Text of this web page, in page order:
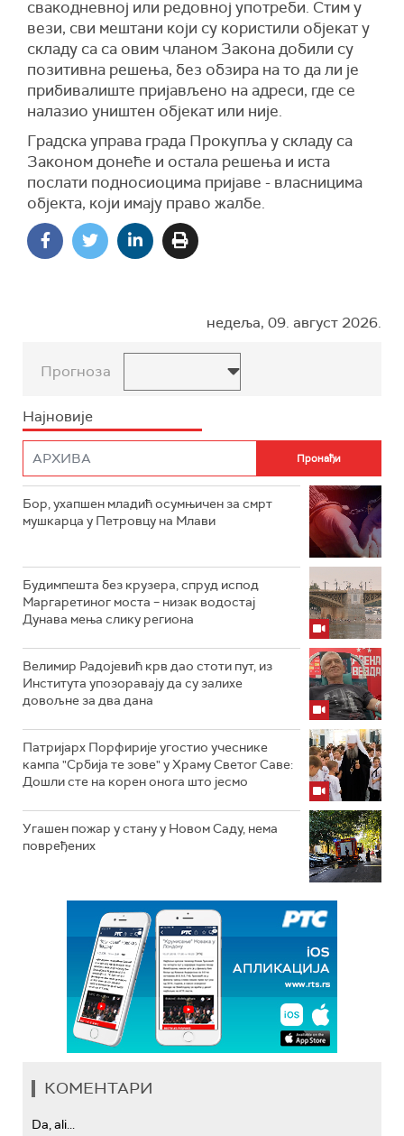
свакодневној или редовној употреби. Стим у
вези, сви мештани који су користили објекат у
складу са са овим чланом Закона добили су
позитивна решења, без обзира на то да ли је
прибивалиште пријављено на адреси, где се
налазио уништен објекат или није.
Градска управа града Прокупља у складу са
Законом донеће и остала решења и иста
послати подносиоцима пријаве - власницима
објекта, који имају право жалбе.
недеља, 09. август 2026.
Прогноза
Најновије
Бор, ухапшен младић осумњичен за смрт
мушкарца у Петровцу на Млави
Будимпешта без крузера, спруд испод
Маргаретиног моста – низак водостај
Дунава мења слику региона
Велимир Радојевић крв дао стоти пут, из
Института упозоравају да су залихе
довољне за два дана
Патријарх Порфирије угостио учеснике
кампа "Србија те зове" у Храму Светог Саве:
Дошли сте на корен онога што јесмо
Угашен пожар у стану у Новом Саду, нема
повређених
КОМЕНТАРИ
Da, ali...